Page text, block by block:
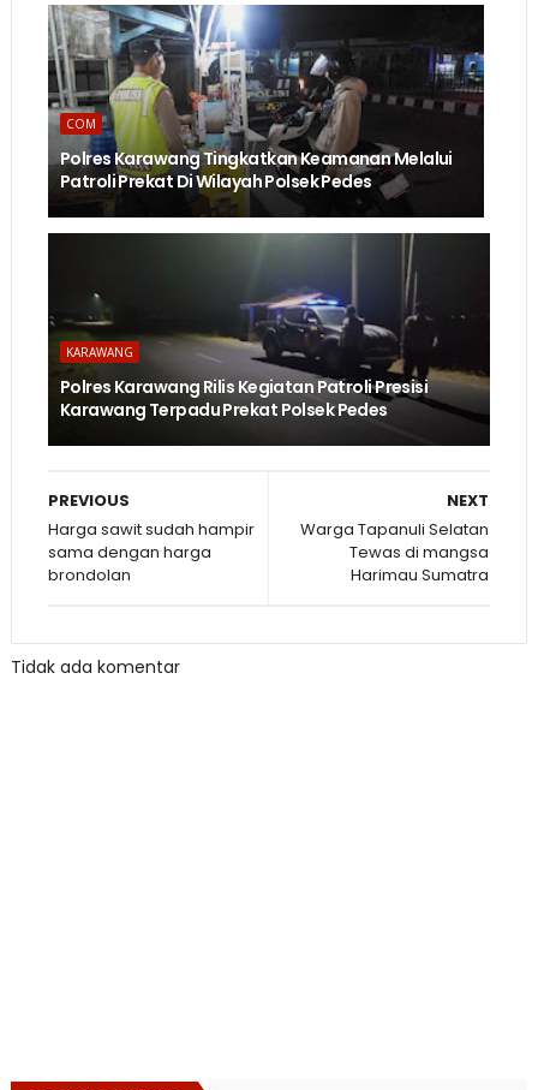
COM
Polres Karawang Tingkatkan Keamanan Melalui
Patroli Prekat Di Wilayah Polsek Pedes
KARAWANG
Polres Karawang Rilis Kegiatan Patroli Presisi
Karawang Terpadu Prekat Polsek Pedes
NEXT
Warga Tapanuli Selatan
Tewas di mangsa
Harimau Sumatra
PREVIOUS
Harga sawit sudah hampir
sama dengan harga
brondolan
Tidak ada komentar